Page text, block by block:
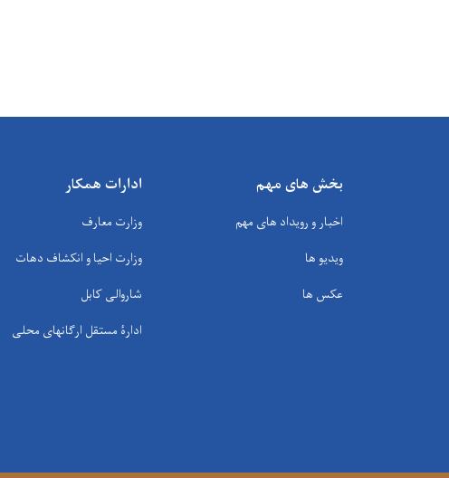
بخش های مهم
اخبار و رویداد های مهم
ویدیو ها
عکس ها
ادارات همکار
وزارت معارف
وزارت احیا و انکشاف دهات
شاروالی کابل
ادارۀ مستقل ارگانهای محلی